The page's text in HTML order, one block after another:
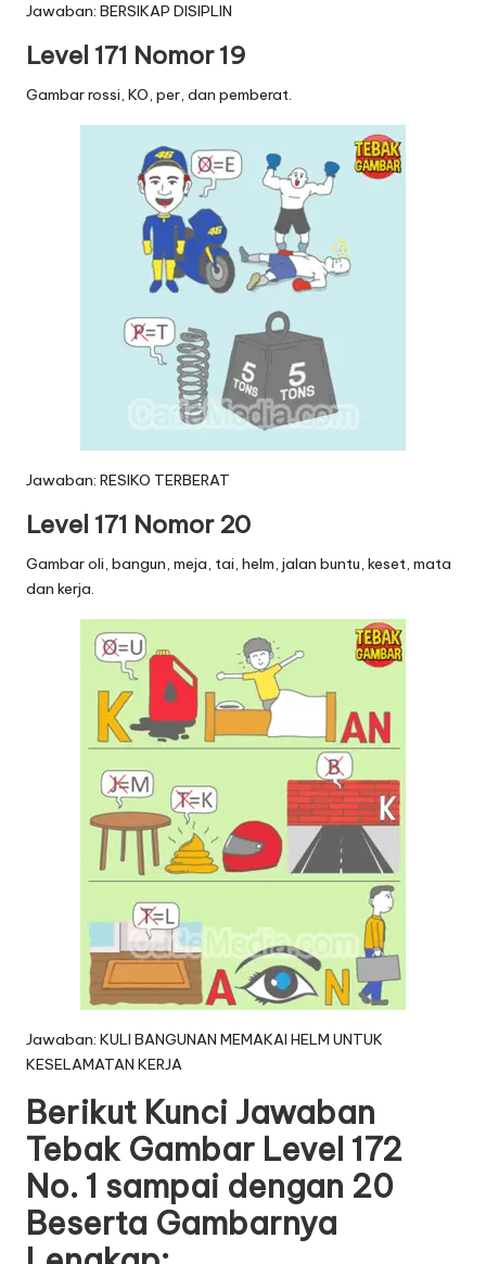
Jawaban: BERSIKAP DISIPLIN
Level 171 Nomor 19
Gambar rossi, KO, per, dan pemberat.
Jawaban: RESIKO TERBERAT
Level 171 Nomor 20
Gambar oli, bangun, meja, tai, helm, jalan buntu, keset, mata
dan kerja.
Jawaban: KULI BANGUNAN MEMAKAI HELM UNTUK
KESELAMATAN KERJA
Berikut Kunci Jawaban
Tebak Gambar Level 172
No. 1 sampai dengan 20
Beserta Gambarnya